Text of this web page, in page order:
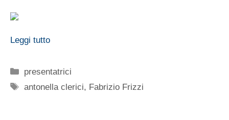
Leggi tutto
Categorie
presentatrici
Tag
antonella clerici, Fabrizio Frizzi